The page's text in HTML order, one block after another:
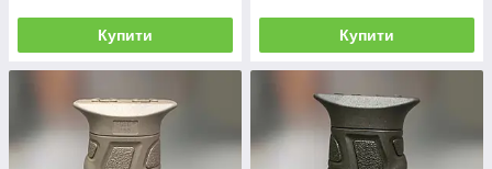
Купити Купити